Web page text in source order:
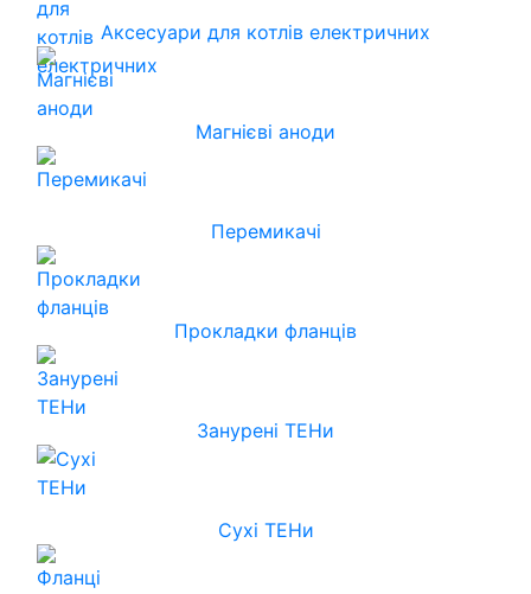
Аксесуари для котлів електричних
Магнієві аноди
Перемикачі
Прокладки фланців
Занурені ТЕНи
Сухі ТЕНи